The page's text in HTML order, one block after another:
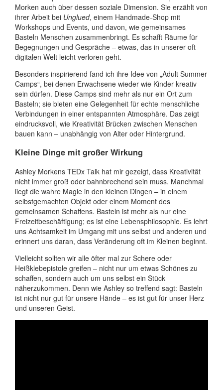
Morken auch über dessen soziale Dimension. Sie erzählt von
ihrer Arbeit bei Unglued, einem Handmade-Shop mit
Workshops und Events, und davon, wie gemeinsames
Basteln Menschen zusammenbringt. Es schafft Räume für
Begegnungen und Gespräche – etwas, das in unserer oft
digitalen Welt leicht verloren geht.
Besonders inspirierend fand ich ihre Idee von „Adult Summer
Camps“, bei denen Erwachsene wieder wie Kinder kreativ
sein dürfen. Diese Camps sind mehr als nur ein Ort zum
Basteln; sie bieten eine Gelegenheit für echte menschliche
Verbindungen in einer entspannten Atmosphäre. Das zeigt
eindrucksvoll, wie Kreativität Brücken zwischen Menschen
bauen kann – unabhängig von Alter oder Hintergrund.
Kleine Dinge mit großer Wirkung
Ashley Morkens TEDx Talk hat mir gezeigt, dass Kreativität
nicht immer groß oder bahnbrechend sein muss. Manchmal
liegt die wahre Magie in den kleinen Dingen – in einem
selbstgemachten Objekt oder einem Moment des
gemeinsamen Schaffens. Basteln ist mehr als nur eine
Freizeitbeschäftigung; es ist eine Lebensphilosophie. Es lehrt
uns Achtsamkeit im Umgang mit uns selbst und anderen und
erinnert uns daran, dass Veränderung oft im Kleinen beginnt.
Vielleicht sollten wir alle öfter mal zur Schere oder
Heißklebepistole greifen – nicht nur um etwas Schönes zu
schaffen, sondern auch um uns selbst ein Stück
näherzukommen. Denn wie Ashley so treffend sagt: Basteln
ist nicht nur gut für unsere Hände – es ist gut für unser Herz
und unseren Geist.